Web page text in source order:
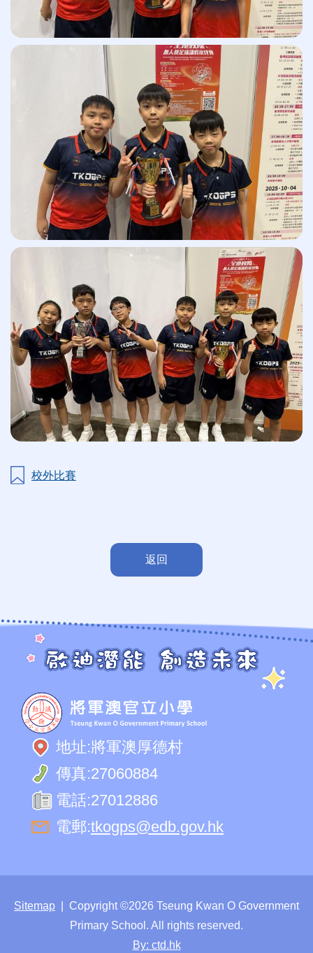
校外比賽
返回
地址:將軍澳厚德村
傳真:27060884
電話:27012886
電郵:tkogps@edb.gov.hk
Sitemap | Copyright ©2026 Tseung Kwan O Government
Primary School. All rights reserved.
By: ctd.hk